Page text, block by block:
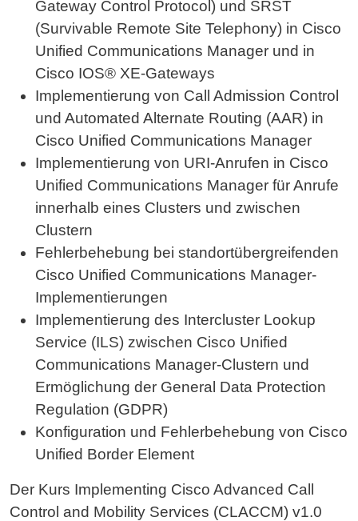
Gateway Control Protocol) und SRST
(Survivable Remote Site Telephony) in Cisco
Unified Communications Manager und in
Cisco IOS® XE-Gateways
Implementierung von Call Admission Control
und Automated Alternate Routing (AAR) in
Cisco Unified Communications Manager
Implementierung von URI-Anrufen in Cisco
Unified Communications Manager für Anrufe
innerhalb eines Clusters und zwischen
Clustern
Fehlerbehebung bei standortübergreifenden
Cisco Unified Communications Manager-
Implementierungen
Implementierung des Intercluster Lookup
Service (ILS) zwischen Cisco Unified
Communications Manager-Clustern und
Ermöglichung der General Data Protection
Regulation (GDPR)
Konfiguration und Fehlerbehebung von Cisco
Unified Border Element
Der Kurs Implementing Cisco Advanced Call
Control and Mobility Services (CLACCM) v1.0